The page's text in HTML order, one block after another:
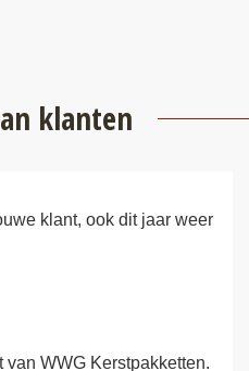
klanten
klant, ook dit jaar weer
WWG Kerstpakketten.